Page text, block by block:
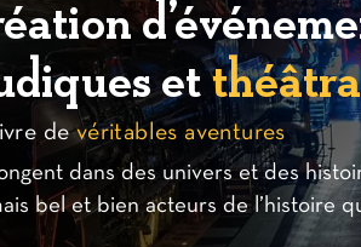
et
devéritables aventures
dans des univers et des
bel et bien acteurs de l’histoire